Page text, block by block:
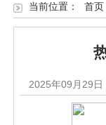
当前位置： 首页
2025年09月29日